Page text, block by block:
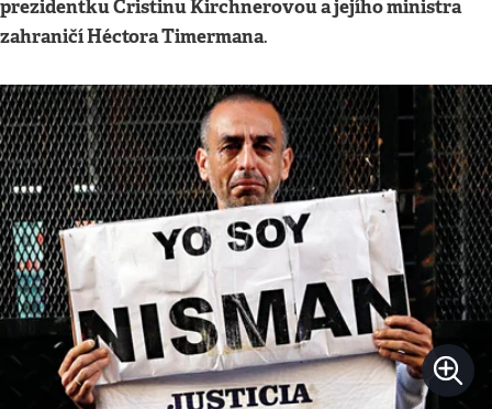
prezidentku Cristinu Kirchnerovou a jejího ministra
zahraničí Héctora Timermana.